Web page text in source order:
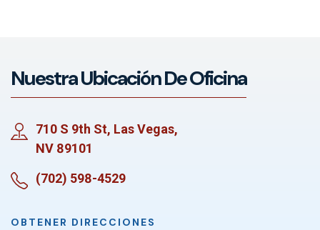
Nuestra Ubicación De Oficina
710 S 9th St, Las Vegas,
NV 89101
(702) 598-4529
OBTENER DIRECCIONES